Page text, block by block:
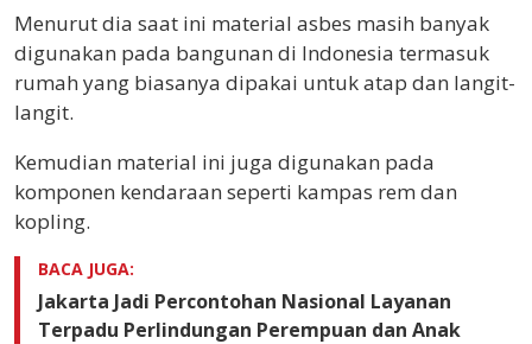
Menurut dia saat ini material asbes masih banyak
digunakan pada bangunan di Indonesia termasuk
rumah yang biasanya dipakai untuk atap dan langit-
langit.
Kemudian material ini juga digunakan pada
komponen kendaraan seperti kampas rem dan
kopling.
BACA JUGA:
Jakarta Jadi Percontohan Nasional Layanan
Terpadu Perlindungan Perempuan dan Anak